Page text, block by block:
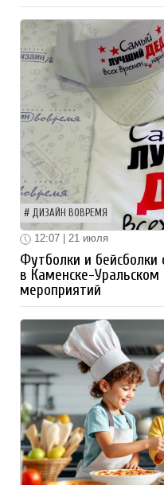
ДИЗАЙН ВОВРЕМЯ
12:07 | 21 июля
Футболки и
в Каменске-
мероприятий